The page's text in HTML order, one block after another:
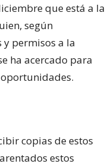
que está a la
según
permisos a la
ha acercado para
copias de estos
estos